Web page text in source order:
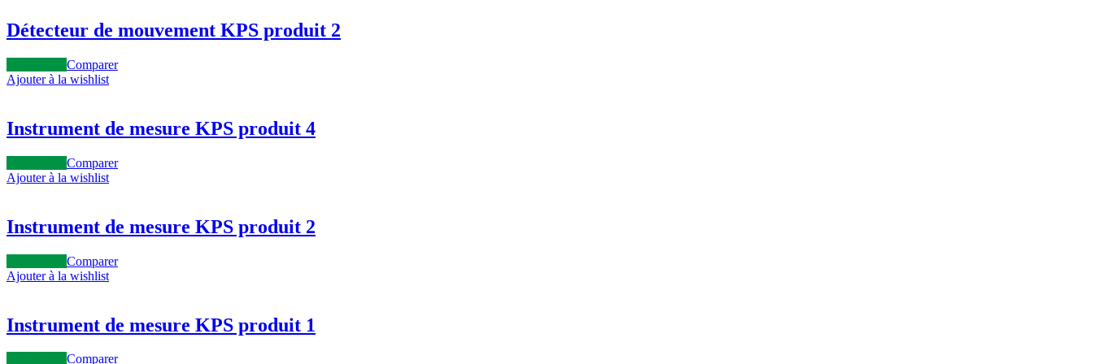
Détecteur de mouvement KPS produit 2
Comparer
Ajouter à la wishlist
Instrument de mesure KPS produit 4
Comparer
Ajouter à la wishlist
Instrument de mesure KPS produit 2
Comparer
Ajouter à la wishlist
Instrument de mesure KPS produit 1
Comparer